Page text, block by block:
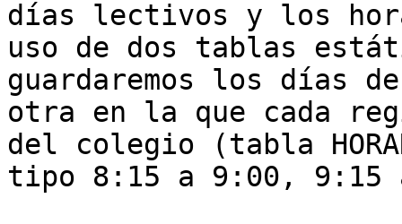
días lectivos y los
uso de dos tablas
guardaremos los días
otra en la que cada
del colegio (tabla
tipo 8:15 a 9:00, 9:15